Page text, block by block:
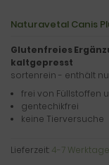
Naturavetal Canis
Glutenfreies
kaltgepresst
sortenrein - enthält
frei von Füllstoffen
gentechikfrei
keine Tierversuche
Lieferzeit: 4-7 Werktage